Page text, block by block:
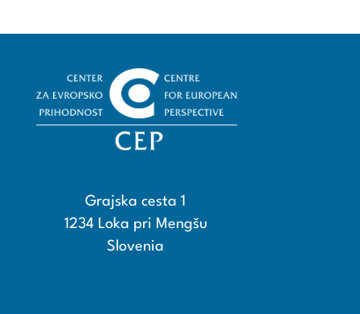
Grajska cesta 1
1234 Loka pri Mengšu
Slovenia